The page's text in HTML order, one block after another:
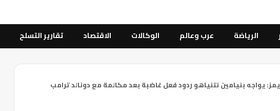
الرياضة عرب وعالم الوكالات الاقتصاد تقارير التسلح
يواجه بنيامين نتنياهو ردود فعل غاضبة بعد مكالمة مع دونالد ترامب